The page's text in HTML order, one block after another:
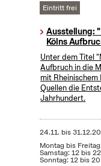
Eintritt frei
Ausstellung:
Kölns
Unter dem Titel
Aufbruch in die
mit
Quellen die
Jahrhundert.
24.11. bis
Montag bis
Samstag: 12 bis
Sonntag: 12 bis